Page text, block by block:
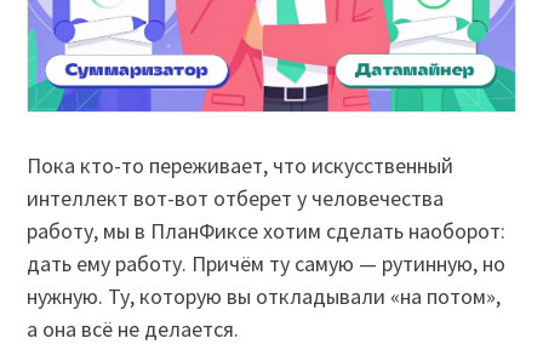
Пока кто-то переживает, что искусственный
интеллект вот-вот отберет у человечества
работу, мы в ПланФиксе хотим сделать наоборот:
дать ему работу. Причём ту самую — рутинную, но
нужную. Ту, которую вы откладывали «на потом»,
а она всё не делается.